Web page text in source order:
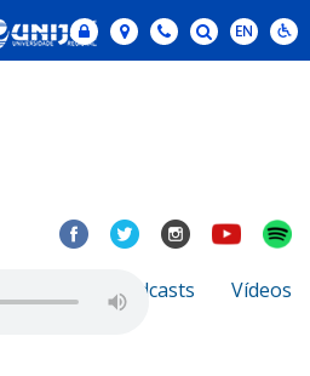
Podcasts Vídeos